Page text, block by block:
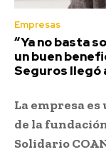
Empresas
“Ya no basta
un buen
Seguros llegó
La empresa
de la
Solidario